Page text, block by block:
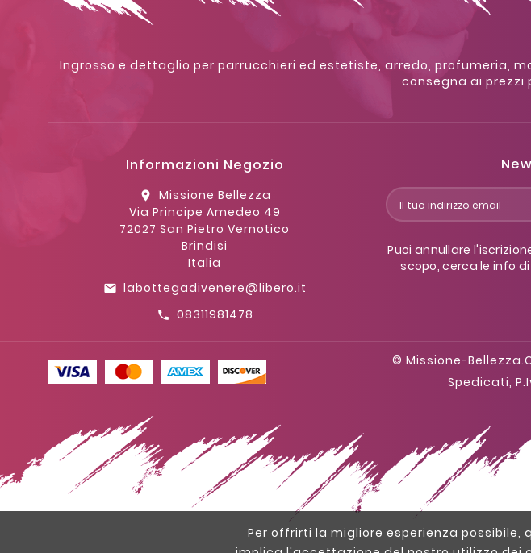
Per offrirti la migliore esperienza possibile,
Ingrosso e dettaglio per parrucchieri ed estetiste, arredo, profumeria,
consegna ai prezzi
Informazioni Negozio
location_on
Missione Bellezza
Via Principe Amedeo 49
72027 San Pietro Vernotico
Brindisi
Italia
email labottegadivenere@libero.it
call 08311981478
Puoi annullare
scopo, cerca le info
© Missione-
Spedicati,